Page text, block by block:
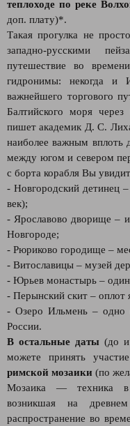
теплоходе по реке
доп. плату)*.
Такая прогулка не
западно-русскими
путешествие во
гидронимы: некогда и
важнейшего торгового
Балтийского моря
пишет академик Д. С.
наиболее важным вплоть
между югом и севером
с борта корабля Вы
- Новгородский детинец
век);
- Ярославово дворище –
Новгороде;
- Рюриково городище –
- Витославицы – музей
- Юрьев монастырь –
- Перынский скит – оплот
- Озеро Ильмень – одно
России.
В остальные даты(до и
можете принять
римской мозаики (по
Мозаика — техника в
возникшая на
распространение во